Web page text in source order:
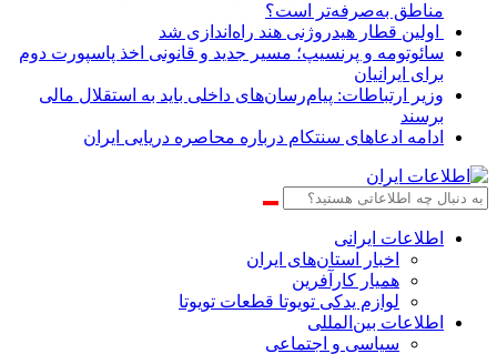
مناطق به‌صرفه‌تر است؟
اولین قطار هیدروژنی هند راه‌اندازی شد
سائوتومه و پرنسیپ؛ مسیر جدید و قانونی اخذ پاسپورت دوم
برای ایرانیان
وزیر ارتباطات: پیام‌رسان‌های داخلی باید به استقلال مالی
برسند
ادامه ادعاهای سنتکام درباره محاصره دریایی ایران
اطلاعات‌ ‎ایرانی
اخبار استان‌های ایران
همیار کارآفرین
لوازم یدکی تویوتا قطعات تویوتا
اطلاعات بین‌المللی
سیاسی و اجتماعی